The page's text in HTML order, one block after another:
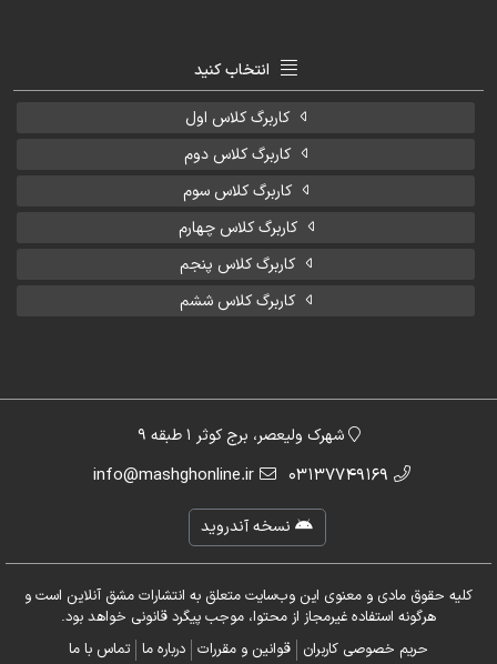
انتخاب کنید
کاربرگ کلاس اول
کاربرگ کلاس دوم
کاربرگ کلاس سوم
کاربرگ کلاس چهارم
کاربرگ کلاس پنجم
کاربرگ کلاس ششم
شهرک ولیعصر، برج کوثر 1 طبقه 9
03137749169
info@mashghonline.ir
نسخه آندروید
کلیه حقوق مادی و معنوی این وب‌سایت متعلق به انتشارات مشق آنلاین است و
هرگونه استفاده غیرمجاز از محتوا، موجب پیگرد قانونی خواهد بود.
حریم خصوصی کاربران قوانین و مقررات درباره ما تماس با ما